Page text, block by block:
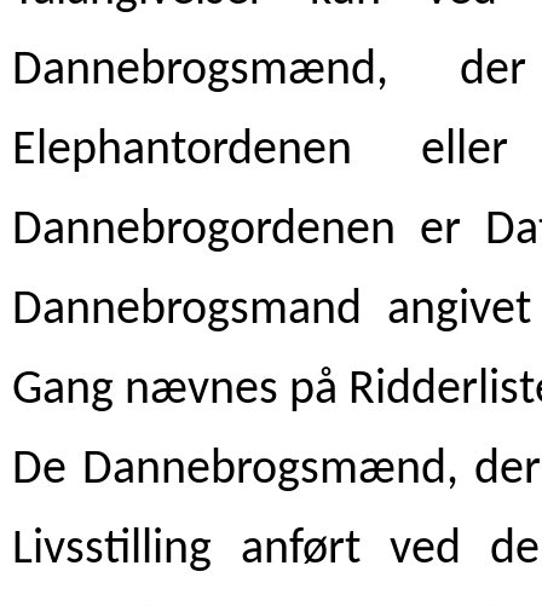
Dannebrogsmænd,
Elephantordenen
Dannebrogordenen er
Dannebrogsmand
Gang nævnes på
De Dannebrogsmænd,
Livsstilling anført ved